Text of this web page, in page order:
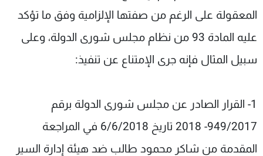
المعقولة على الرغم من صفتها الإلزامية وفق ما تؤكد
عليه المادة 93 من نظام مجلس شورى الدولة، وعلى
سبيل المثال فإنه جرى الإمتناع عن تنفيذ:
1- القرار الصادر عن مجلس شورى الدولة برقم
949/2017- 2018 تاريخ 6/6/2018 في المراجعة
المقدمة من شاكر محمود طالب ضد هيئة إدارة السير